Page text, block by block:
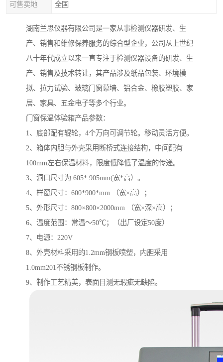
可售卖地 全国
湖南兰思仪器有限公司是一家从事检测仪器研发、生
产、销售和维修保养服务的综合型企业，公司从上世纪
八十年代成立以来一直专注于检测仪器设备的研发、生
产、销售及技术转让，其产品涉及纸品包装、环境模
拟、拉力试验、玻璃门窗幕墙、铝合金、橡胶塑胶、家
居、家具、五金电子等多个行业。
门窗保温体验箱产品参数：
1、底部配有辊轮，4个万向可调节轮。移动灵活方便。
2、箱体内胆与外壳采用断桥式连接结构，中间配有
100mm左右保温材料，限度低降低了温度的传递。
3、洞口尺寸为 605* 905mm(宽*高）。
4、样窗尺寸：600*900*mm （宽×高）；
5、外形尺寸：800×800×2000mm （宽×深×高）；
6、温度范围：常温～50℃；（出厂设定50度）
7、电源：220V
8、外壳材料采用的1.2mm钢板喷塑，内胆采用
1.0mm201不锈钢板制作。
9、制作工艺精美，表面目测无瑕疵无缺陷。